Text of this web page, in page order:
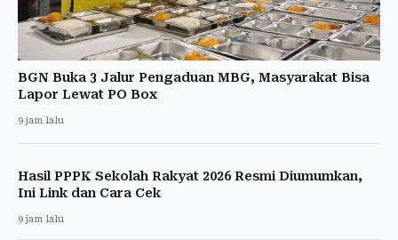
BGN Buka 3 Jalur Pengaduan MBG, Masyarakat Bisa
Lapor Lewat PO Box
9 jam lalu
Hasil PPPK Sekolah Rakyat 2026 Resmi Diumumkan,
Ini Link dan Cara Cek
9 jam lalu